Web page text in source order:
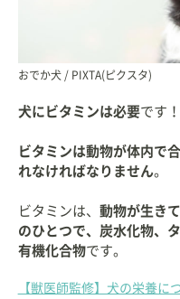
おでか犬 / PIXTA(ピクスタ)
犬にビタミンは必要です！
ビタミンは動物が体内で
れなければなりません。
ビタミンは、 動物が生き
のひとつで、炭水化物、
有機化合物です。
【獣医師監修】犬の栄養に